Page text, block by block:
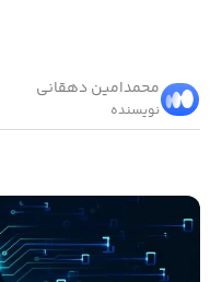
محمد‌امین دهقانی
نویسنده